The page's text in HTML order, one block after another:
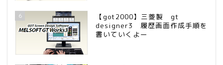
6
【got2000】三菱製 gt
designer3 履歴画面作成手順を
書いていくよー